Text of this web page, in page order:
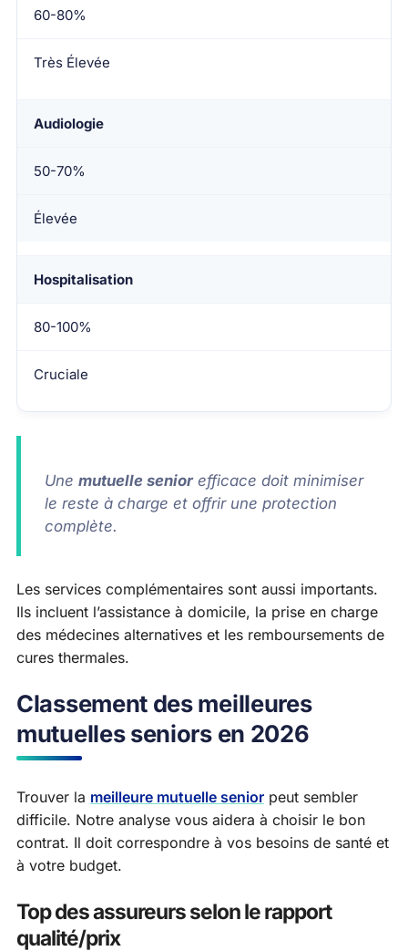
60-80%
Très Élevée
Audiologie
50-70%
Élevée
Hospitalisation
80-100%
Cruciale
Une mutuelle seniorefficace doit minimiser
le reste à charge et offrir une protection
complète.
Les services complémentaires sont aussi importants.
Ils incluent l’assistance à domicile, la prise en charge
des médecines alternatives et les remboursements de
cures thermales.
Classement des meilleures
mutuelles seniors en 2026
Trouver la meilleure mutuelle senior peut sembler
difficile. Notre analyse vous aidera à choisir le bon
contrat. Il doit correspondre à vos besoins de santé et
à votre budget.
Top des assureurs selon le rapport
qualité/prix